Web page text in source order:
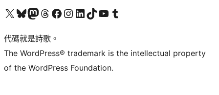
Visit our X (formerly Twitter) account
Visit our Bluesky account
Visit our Mastodon account
Visit our Threads account
訪問我們的 Facebook 專頁Visit our Instagram account
Visit our LinkedIn account
Visit our TikTok account
Visit our YouTube channel
Visit our Tumblr account
代碼就是詩歌。
The WordPress® trademark is the intellectual property
of the WordPress Foundation.